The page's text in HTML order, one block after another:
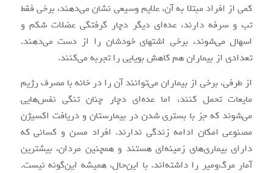
کمی از افراد مبتلا به آن، علایم وسیعی نشان می‌دهند، برخی فقط
تب و سرفه دارند، عده‌ای دیگر دچار گرفتگی عضلات شکم و
اسهال می‌شوند، برخی اشتهای خودشان را از دست می‌دهند.
تعدادی از بیماران هم کاهش بویایی را تجربه می‌کنند.
از طرفی، برخی از بیماران می‌توانند آن را در خانه با مصرف رژیم
مایعات تحمل کنند، اما عده‌ای دچار چنان تنگی نفس‌هایی
می‌شوند که جز با بستری شدن در بیمارستان و دریافت اکسیژن
مصنوعی امکان ادامه زندگی ندارند. افراد مسن و کسانی که
دارای بیماری‌های زمینه‌ای هستند و همچنین مردان، بیشترین
آمار مرگ‌ومیر را داشته‌اند. با این‌حال، همیشه این‌گونه نیست.